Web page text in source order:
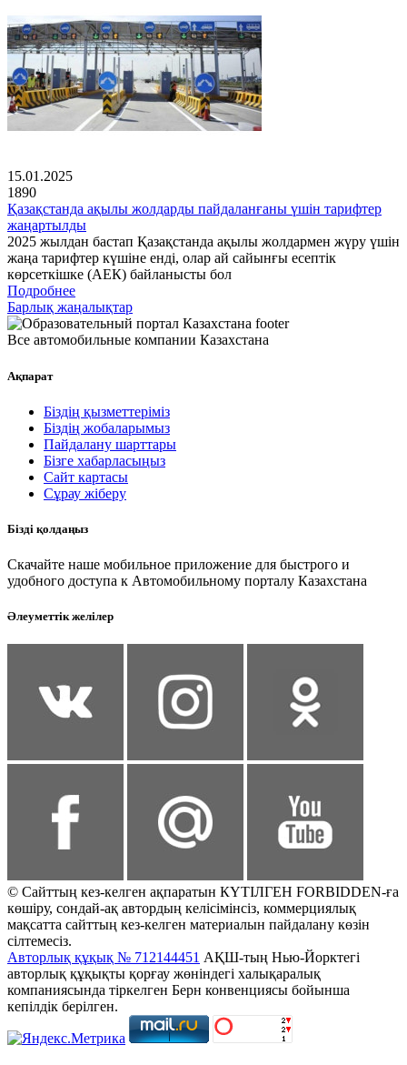
15.01.2025
1890
Қазақстанда ақылы жолдарды пайдаланғаны үшін тарифтер
жаңартылды
2025 жылдан бастап Қазақстанда ақылы жолдармен жүру үшін
жаңа тарифтер күшіне енді, олар ай сайынғы есептік
көрсеткішке (АЕК) байланысты бол
Подробнее
Барлық жаңалықтар
Все автомобильные компании Казахстана
Ақпарат
Біздің қызметтеріміз
Біздің жобаларымыз
Пайдалану шарттары
Бізге хабарласыңыз
Сайт картасы
Сұрау жіберу
Бізді қолдаңыз
Скачайте наше мобильное приложение для быстрого и
удобного доступа к Автомобильному порталу Казахстана
Әлеуметтік желілер
© Сайттың кез-келген ақпаратын КҮТІЛГЕН FORBIDDEN-ға
көшіру, сондай-ақ автордың келісімінсіз, коммерциялық
мақсатта сайттың кез-келген материалын пайдалану көзін
сілтемесіз.
Авторлық құқық № 712144451 АҚШ-тың Нью-Йорктегі
авторлық құқықты қорғау жөніндегі халықаралық
компаниясында тіркелген Берн конвенциясы бойынша
кепілдік берілген.